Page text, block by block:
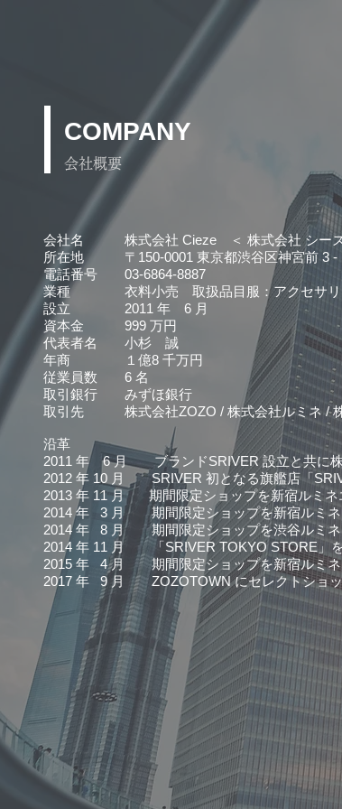
COMPANY
会社概要
会社名 株式会社 Cieze ＜ 株式会社 シーズ
所在地 〒150-0001 東京都渋谷区神宮前 3 -
電話番号 03-6864-8887
業種 衣料小売 取扱品目服：アクセサリ
設立 2011 年 6 月
資本金 999 万円
代表者名 小杉 誠
年商 １億8 千万円
従業員数 6 名
取引銀行 みずほ銀行
取引先 株式会社ZOZO / 株式会社ルミネ / 株
沿革
2011 年 6 月 ブランドSRIVER 設立と共に株
2012 年 10 月 SRIVER 初となる旗艦店「
2013 年 11 月 期間限定ショップを新宿ルミネ
2014 年 3 月 期間限定ショップを新宿ルミネ
2014 年 8 月 期間限定ショップを渋谷ルミネ
2014 年 11 月 「SRIVER TOKYO STORE」を
2015 年 4 月 期間限定ショップを新宿ルミネ
2017 年 9 月 ZOZOTOWN にセレクトショ